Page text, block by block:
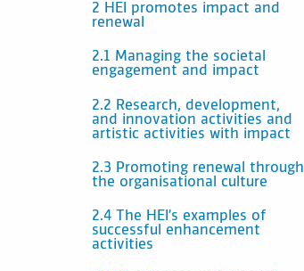
2 HEI promotes impact and
renewal
2.1 Managing the societal
engagement and impact
2.2 Research, development,
and innovation activities and
artistic activities with impact
2.3 Promoting renewal through
the organisational culture
2.4 The HEI’s examples of
successful enhancement
activities